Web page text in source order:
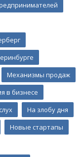
Механизмы продаж
в бизнесе
На злобу дня
Новые стартапы